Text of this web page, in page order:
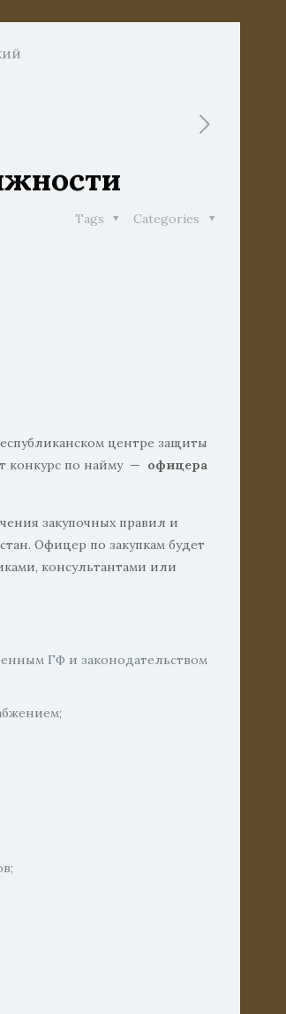
Categories
Tags
центре защиты
конкурс по найму — офицера
закупочных правил и
Офицер по закупкам будет
консультантами или
ГФ и законодательством